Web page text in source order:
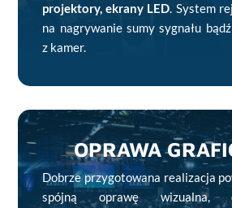
projektory, ekrany LED. System
na nagrywanie sumy sygnału
z kamer.
OPRAWA
Dobrze przygotowana realizacja
spójną oprawę wizualna,